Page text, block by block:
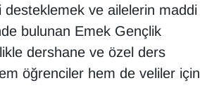
desteklemek ve ailelerin maddi
bulunan Emek Gençlik
dershane ve özel ders
öğrenciler hem de veliler için